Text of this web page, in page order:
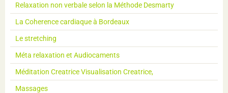
Relaxation non verbale selon la Méthode Desmarty
La Coherence cardiaque à Bordeaux
Le stretching
Méta relaxation et Audiocaments
Méditation Creatrice Visualisation Creatrice,
Massages